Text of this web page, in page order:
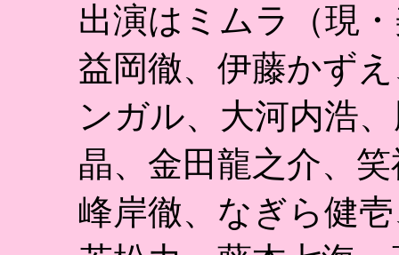
出演はミムラ（現
益岡徹、伊藤かず
ンガル、大河内浩
晶、金田龍之介、
峰岸徹、なぎら健